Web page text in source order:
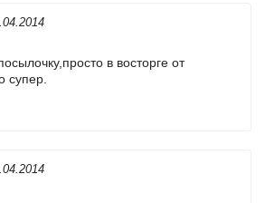
в восторге от
супер.